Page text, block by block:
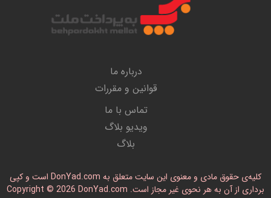
درباره ما
قوانین و مقررات
تماس با ما
ویدیو بلاگ
بلاگ
کلیه‌ی حقوق مادی و معنوی این سایت متعلق به DonYad.com است و کپی
برداری از آن به هر نحوی غیر مجاز است. Copyright © 2026 DonYad.com